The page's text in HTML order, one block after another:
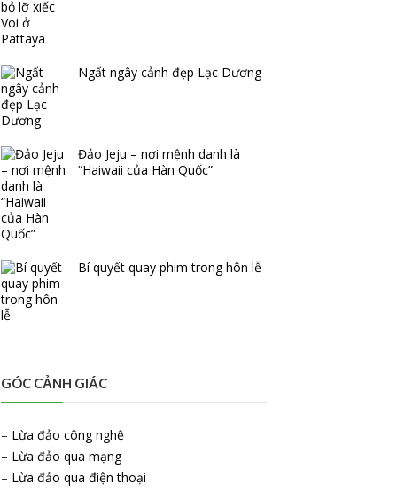
Ngất ngây cảnh đẹp Lạc Dương
Đảo Jeju – nơi mệnh danh là
“Haiwaii của Hàn Quốc”
Bí quyết quay phim trong hôn lễ
GÓC CẢNH GIÁC
– Lừa đảo công nghệ
– Lừa đảo qua mạng
– Lừa đảo qua điện thoại